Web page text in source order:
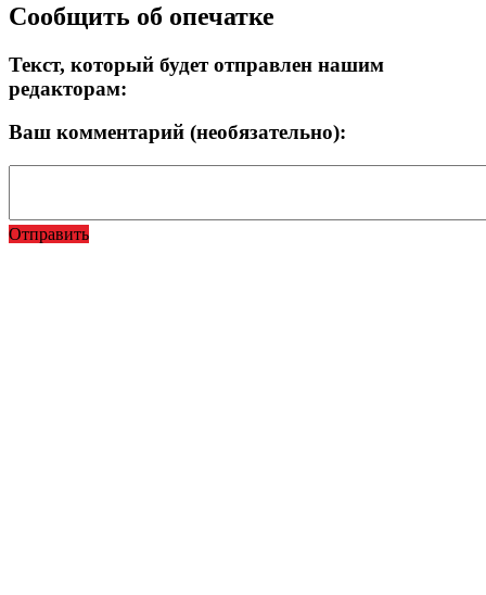
Сообщить об опечатке
Текст, который будет отправлен нашим
редакторам:
Ваш комментарий (необязательно):
Отправить